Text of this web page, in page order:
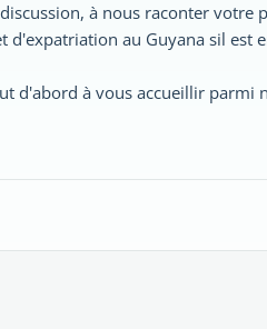
à nous raconter votre
au Guyana sil est
d'abord à vous accueillir parmi